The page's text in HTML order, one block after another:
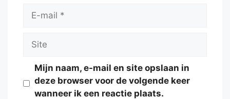
Site
Mijn naam, e-mail en site opslaan in
deze browser voor de volgende keer
wanneer ik een reactie plaats.